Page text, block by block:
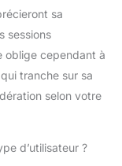
ne
La
la
plus
de
sa
sessions
oblige cependant à
tranche sur sa
selon votre
d’utilisateur ?